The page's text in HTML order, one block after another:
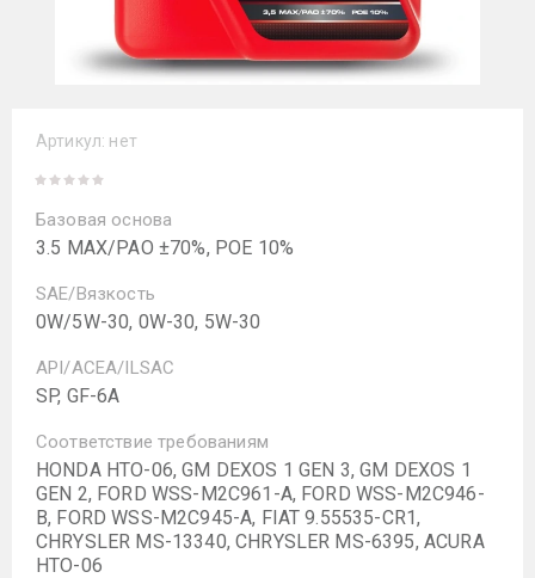
Артикул: нет
Базовая основа
3.5 MAX/PAO ±70%, POE 10%
SAE/Вязкость
0W/5W-30, 0W-30, 5W-30
API/ACEA/ILSAC
SP, GF-6A
Соответствие требованиям
HONDA HTO-06, GM DEXOS 1 GEN 3, GM DEXOS 1
GEN 2, FORD WSS-M2C961-A, FORD WSS-M2C946-
B, FORD WSS-M2C945-A, FIAT 9.55535-CR1,
CHRYSLER MS-13340, CHRYSLER MS-6395, ACURA
HTO-06